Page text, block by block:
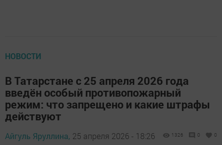
НОВОСТИ
В Татарстане с 25 апреля 2026 года
введён особый противопожарный
режим: что запрещено и какие штрафы
действуют
Айгуль Яруллина, 25 апреля 2026 - 18:26 1326 0 0